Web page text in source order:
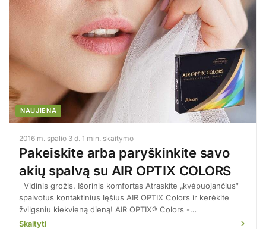
NAUJIENA
2016 m. spalio 3 d.·1 min. skaitymo
Pakeiskite arba paryškinkite savo
akių spalvą su AIR OPTIX COLORS
Vidinis grožis. Išorinis komfortas Atraskite „kvėpuojančius“
spalvotus kontaktinius lęšius AIR OPTIX Colors ir kerėkite
žvilgsniu kiekvieną dieną! AIR OPTIX® Colors -…
Skaityti